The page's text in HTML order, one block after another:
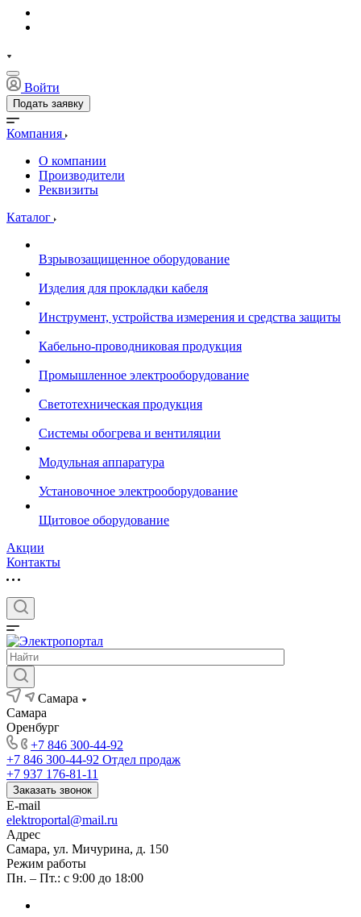
Войти
Подать заявку
Компания
О компании
Производители
Реквизиты
Каталог
Взрывозащищенное оборудование
Изделия для прокладки кабеля
Инструмент, устройства измерения и средства защиты
Кабельно-проводниковая продукция
Промышленное электрооборудование
Светотехническая продукция
Системы обогрева и вентиляции
Модульная аппаратура
Установочное электрооборудование
Щитовое оборудование
Акции
Контакты
Самара
Самара
Оренбург
+7 846 300-44-92
+7 846 300-44-92 Отдел продаж
+7 937 176-81-11
Заказать звонок
E-mail
elektroportal@mail.ru
Адрес
Самара, ул. Мичурина, д. 150
Режим работы
Пн. – Пт.: с 9:00 до 18:00